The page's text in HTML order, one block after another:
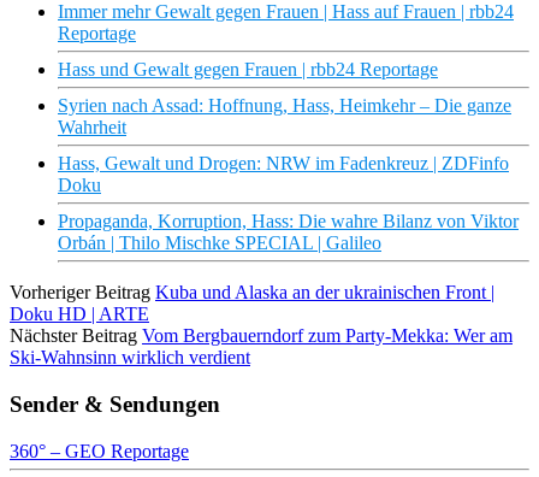
Immer mehr Gewalt gegen Frauen | Hass auf Frauen | rbb24
Reportage
Hass und Gewalt gegen Frauen | rbb24 Reportage
Syrien nach Assad: Hoffnung, Hass, Heimkehr – Die ganze
Wahrheit
Hass, Gewalt und Drogen: NRW im Fadenkreuz | ZDFinfo
Doku
Propaganda, Korruption, Hass: Die wahre Bilanz von Viktor
Orbán | Thilo Mischke SPECIAL | Galileo
Vorheriger Beitrag Kuba und Alaska an der ukrainischen Front |
Doku HD | ARTE
Nächster Beitrag Vom Bergbauerndorf zum Party-Mekka: Wer am
Ski-Wahnsinn wirklich verdient
Sender & Sendungen
360° – GEO Reportage